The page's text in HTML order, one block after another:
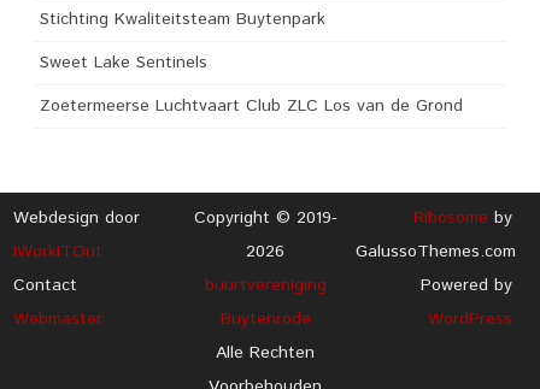
Stichting Kwaliteitsteam Buytenpark
Sweet Lake Sentinels
Zoetermeerse Luchtvaart Club ZLC Los van de Grond
Webdesign door
IWorkITOut
Contact
Webmaster
Copyright © 2019-
2026
buurtvereniging
Buytenrode
Alle Rechten
Ribosome by
GalussoThemes.com
Powered by
WordPress